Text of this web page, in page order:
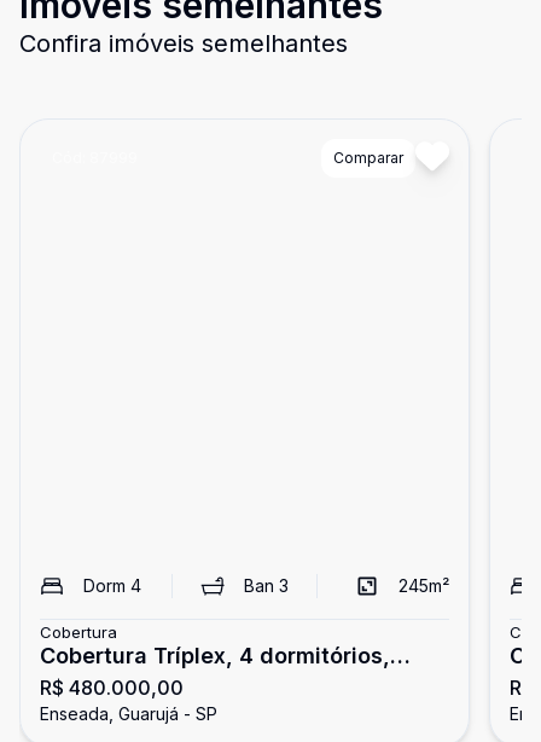
Confira imóveis semelhantes
Comparar
Dorm 4 Ban3 245m²
Cobertura
Cobertura Tríplex, 4 dormitórios,
Região Brunella, Guarujá
R$ 480.000,00
Enseada, Guarujá - SP